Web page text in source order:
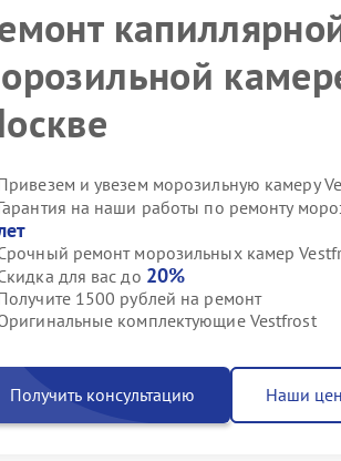
и увезем морозильную камеру
на наши работы по ремонту
ремонт морозильных камер
для вас до 20%
1500 рублей на ремонт
комплектующие Vestfrost
Получить консультацию Наши